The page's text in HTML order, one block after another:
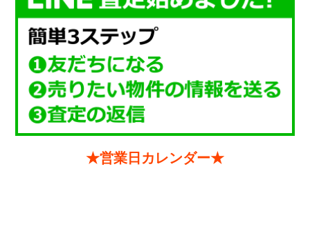
★営業日カレンダー★